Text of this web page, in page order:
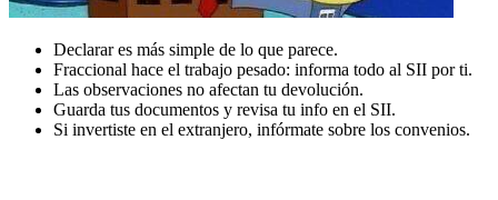
Declarar es más simple de lo que parece.
Fraccional hace el trabajo pesado: informa todo al SII por ti.
Las observaciones no afectan tu devolución.
Guarda tus documentos y revisa tu info en el SII.
Si invertiste en el extranjero, infórmate sobre los convenios.